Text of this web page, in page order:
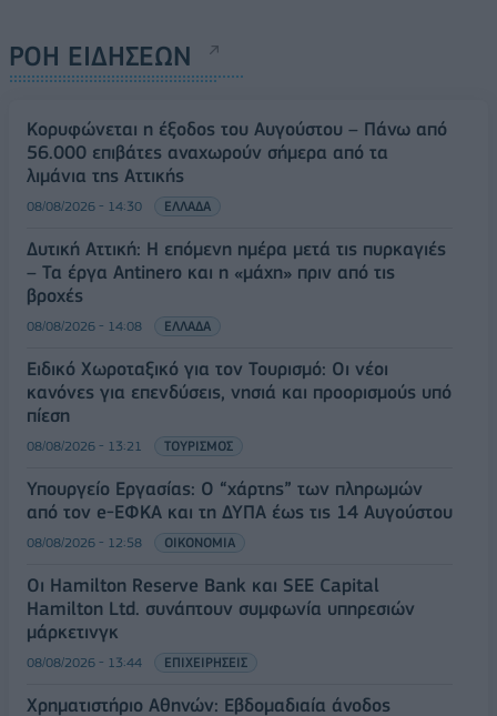
ΡΟΗ ΕΙΔΗΣΕΩΝ
Κορυφώνεται η έξοδος του Αυγούστου – Πάνω από
56.000 επιβάτες αναχωρούν σήμερα από τα
λιμάνια της Αττικής
08/08/2026 - 14:30 ΕΛΛΑΔΑ
Δυτική Αττική: Η επόμενη ημέρα μετά τις πυρκαγιές
– Τα έργα Antinero και η «μάχη» πριν από τις
βροχές
08/08/2026 - 14:08 ΕΛΛΑΔΑ
Ειδικό Χωροταξικό για τον Τουρισμό: Οι νέοι
κανόνες για επενδύσεις, νησιά και προορισμούς υπό
πίεση
08/08/2026 - 13:21 ΤΟΥΡΙΣΜΟΣ
Υπουργείο Εργασίας: Ο “χάρτης” των πληρωμών
από τον e-ΕΦΚΑ και τη ΔΥΠΑ έως τις 14 Αυγούστου
08/08/2026 - 12:58 ΟΙΚΟΝΟΜΙΑ
Οι Hamilton Reserve Bank και SEE Capital
Hamilton Ltd. συνάπτουν συμφωνία υπηρεσιών
μάρκετινγκ
08/08/2026 - 13:44 ΕΠΙΧΕΙΡΗΣΕΙΣ
Χρηματιστήριο Αθηνών: Εβδομαδιαία άνοδος